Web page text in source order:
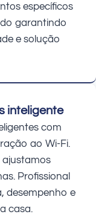
específicos
garantindo
e solução
inteligente
com
ao Wi-Fi.
Profissional
desempenho e
casa.